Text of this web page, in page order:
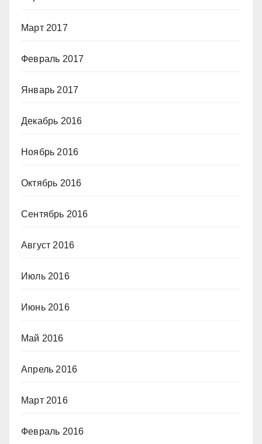
Март 2017
Февраль 2017
Январь 2017
Декабрь 2016
Ноябрь 2016
Октябрь 2016
Сентябрь 2016
Август 2016
Июль 2016
Июнь 2016
Май 2016
Апрель 2016
Март 2016
Февраль 2016